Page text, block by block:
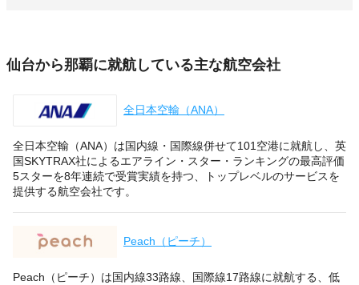
仙台から那覇に就航している主な航空会社
全日本空輸（ANA）
全日本空輸（ANA）は国内線・国際線併せて101空港に就航し、英
国SKYTRAX社によるエアライン・スター・ランキングの最高評価
5スターを8年連続で受賞実績を持つ、トップレベルのサービスを
提供する航空会社です。
Peach（ピーチ）
Peach（ピーチ）は国内線33路線、国際線17路線に就航する、低